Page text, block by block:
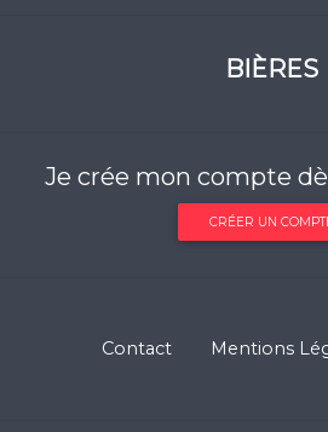
BIÈRES
Je crée mon compte
CRÉER UN
Contact Mentions